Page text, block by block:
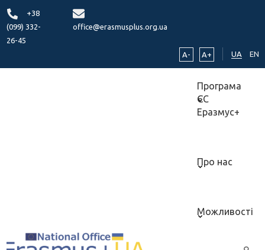
+38
(099) 332-
26-45
office@erasmusplus.org.ua
A- A+ UA EN
Програма
ЄС
Еразмус+
Про нас
Можливості